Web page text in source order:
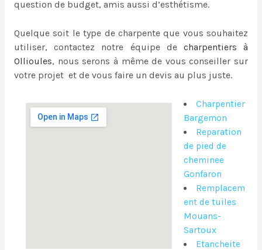
question de budget, amis aussi d’esthétisme.
Quelque soit le type de charpente que vous souhaitez
utiliser, contactez notre équipe de charpentiers à
Ollioules, nous serons à même de vous conseiller sur
votre projet et de vous faire un devis au plus juste.
Charpentier
Bargemon
Reparation
de pied de
cheminee
Gonfaron
Remplacem
ent de tuiles
Mouans-
Sartoux
Etancheite